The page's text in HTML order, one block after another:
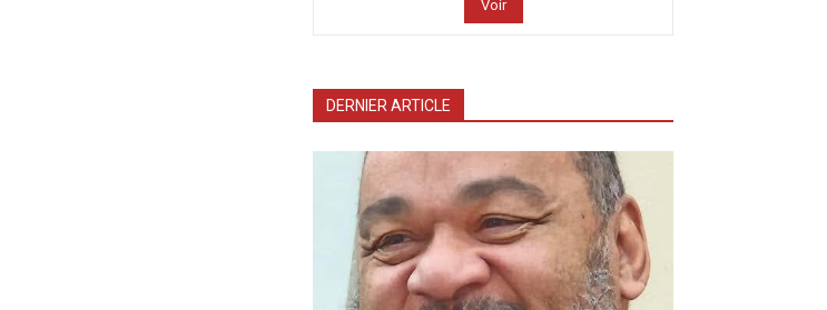
Voir
DERNIER ARTICLE